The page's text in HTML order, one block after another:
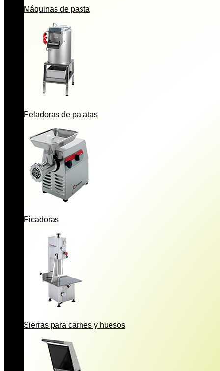
Máquinas de pasta
Peladoras de patatas
Picadoras
Sierras para carnes y huesos